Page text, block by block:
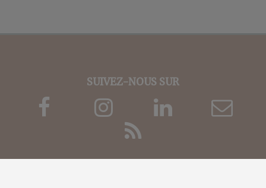
SUIVEZ-NOUS SUR